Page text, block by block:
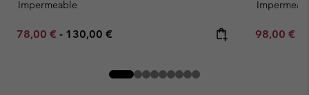
Impermeable
Minimum sale price:
78,00 € - Maximum price:
130,00 € Minimum
98,00 €